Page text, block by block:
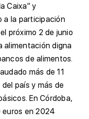
Caixa” y
a la participación
próximo 2 de junio
alimentación digna
de alimentos.
más de 11
país y más de
En Córdoba,
euros en 2024